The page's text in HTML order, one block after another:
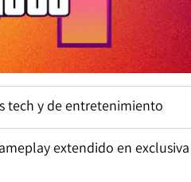
tech y de entretenimiento
extendido en exclusiva